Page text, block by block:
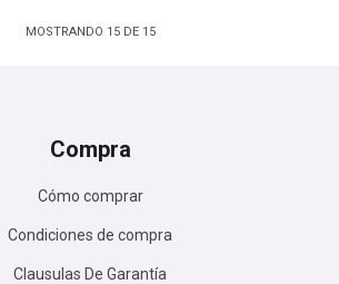
MOSTRANDO 15DE 15
Compra
Cómo comprar
Condiciones de compra
Clausulas De Garantía